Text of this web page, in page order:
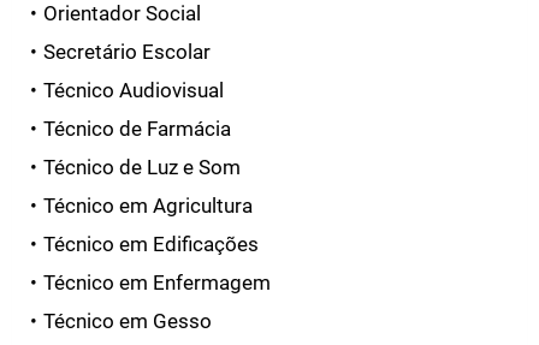
Orientador Social
Secretário Escolar
Técnico Audiovisual
Técnico de Farmácia
Técnico de Luz e Som
Técnico em Agricultura
Técnico em Edificações
Técnico em Enfermagem
Técnico em Gesso